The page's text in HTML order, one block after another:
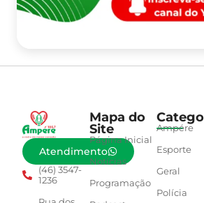
Atendimento
(46) 3547-
1236
Mapa do
Site
Página Inicial
Notícias
Programação
Ampére
Esporte
Geral
Polícia